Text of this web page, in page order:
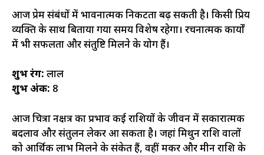
आज प्रेम संबंधों में भावनात्मक निकटता बढ़ सकती है। किसी प्रिय
व्यक्ति के साथ बिताया गया समय विशेष रहेगा। रचनात्मक कार्यों
में भी सफलता और संतुष्टि मिलने के योग हैं।
शुभ रंग: लाल
शुभ अंक: 8
आज चित्रा नक्षत्र का प्रभाव कई राशियों के जीवन में सकारात्मक
बदलाव और संतुलन लेकर आ सकता है। जहां मिथुन राशि वालों
को आर्थिक लाभ मिलने के संकेत हैं, वहीं मकर और मीन राशि के